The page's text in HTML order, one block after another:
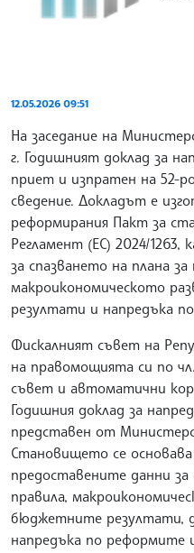
12.05.2026 09:51
На заседание на
г. Годишният доклад за
приет и изпратен на 52-
сведение. Докладът е
реформирания Пакт за
Регламент (ЕС) 2024/
за спазването на плана
макроикономическото
резултати и напредъка
Фискалният съвет на
на правомощията си по
съвет и автоматични
Годишния доклад за
представен от
Становището се основава
предоставените данни
правила,
бюджетните резултати,
напредъка по реформите